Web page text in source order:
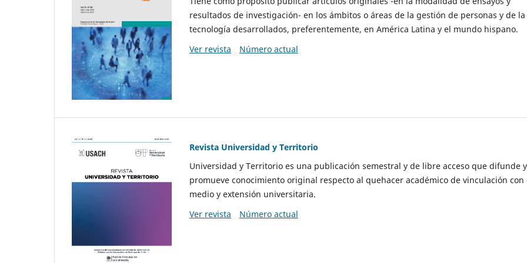
resultados de investigación- en los ámbitos o áreas de la gestión de personas y de la
tecnología desarrollados, preferentemente, en América Latina y el mundo hispano.
Ver revista
Número actual
Revista Universidad y Territorio
Universidad y Territorio es una publicación semestral y de libre acceso que difunde y
promueve conocimiento original respecto al quehacer académico de vinculación con
medio y extensión universitaria.
Ver revista
Número actual